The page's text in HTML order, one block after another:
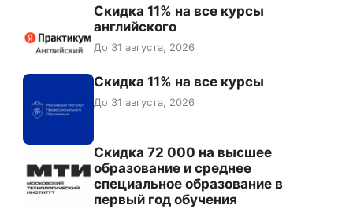
Скидка 11% на все курсы
английского
До 31 августа, 2026
Скидка 11% на все курсы
До 31 августа, 2026
Скидка 72 000 на высшее
образование и среднее
специальное образование в
первый год обучения